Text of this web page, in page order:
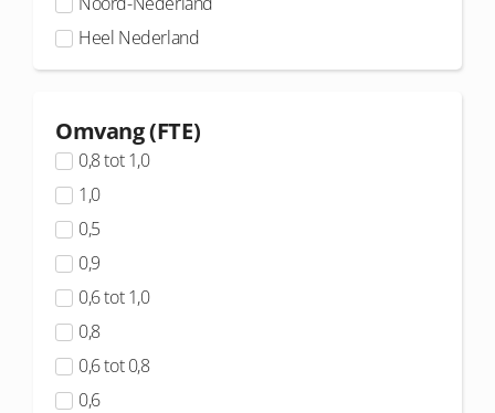
Heel Nederland
Omvang (FTE)
0,8 tot 1,0
1,0
0,5
0,9
0,6 tot 1,0
0,8
0,6 tot 0,8
0,6